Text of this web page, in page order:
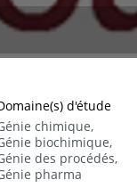
d'étude
chimique,
biochimique,
des procédés,
pharma